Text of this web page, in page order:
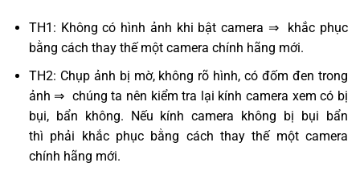
TH1: Không có hình ảnh khi bật camera ⇒ khắc phục
bằng cách thay thế một camera chính hãng mới.
TH2: Chụp ảnh bị mờ, không rõ hình, có đốm đen trong
ảnh ⇒ chúng ta nên kiểm tra lại kính camera xem có bị
bụi, bẩn không. Nếu kính camera không bị bụi bẩn
thì phải khắc phục bằng cách thay thế một camera
chính hãng mới.